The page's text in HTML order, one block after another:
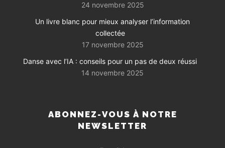
24 novembre 2025
Un livre blanc pour mieux analyser l’information
collectée
17 novembre 2025
Danse avec l’IA : conseils pour un pas de deux réussi
14 novembre 2025
ABONNEZ-VOUS À NOTRE
NEWSLETTER